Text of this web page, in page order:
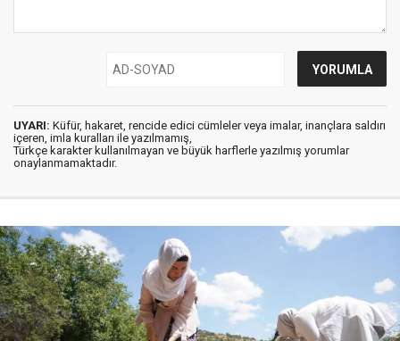
UYARI: Küfür, hakaret, rencide edici cümleler veya imalar, inançlara saldırı
içeren, imla kuralları ile yazılmamış,
Türkçe karakter kullanılmayan ve büyük harflerle yazılmış yorumlar
onaylanmamaktadır.